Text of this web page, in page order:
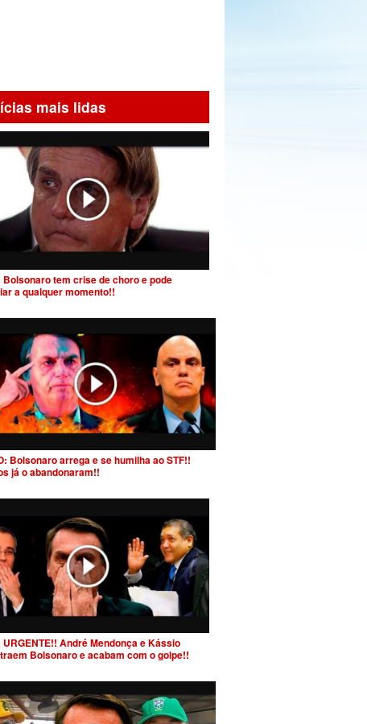
mais lidas
Bolsonaro tem crise de choro e pode
a qualquer momento!!
Bolsonaro arrega e se humilha ao STF!!
já o abandonaram!!
URGENTE!! André Mendonça e Kássio
Bolsonaro e acabam com o golpe!!